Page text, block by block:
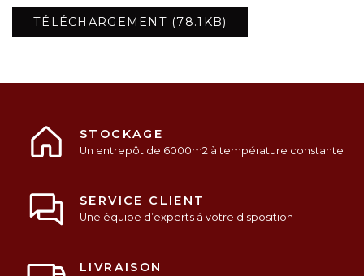
TÉLÉCHARGEMENT (78.1KB)
STOCKAGE
Un entrepôt de 6000m2 à température constante
SERVICE CLIENT
Une équipe d’experts à votre disposition
LIVRAISON